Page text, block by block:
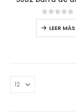
0de 5
LEER MÁS